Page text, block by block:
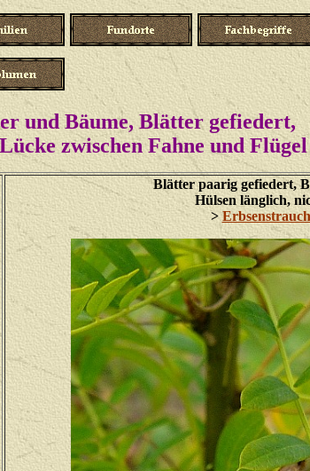
und Bäume, Blätter gefiedert,
zwischen Fahne und Flügel
Blätter paarig gefiedert,
Hülsen länglich,
>